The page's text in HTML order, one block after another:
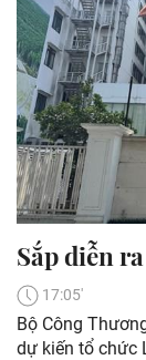
Sắp diễn
17:05'
Bộ Công
dự kiến tổ chức